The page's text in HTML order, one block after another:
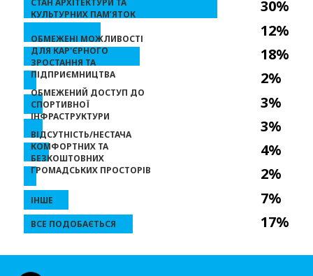
30%
12%
18%
2%
3%
3%
4%
2%
7%
17%
КУЛЬТУРНИХ ПАМʼЯТОК
ОБМЕЖЕНІ МОЖЛИВОСТІ
ДЛЯ КАР'ЄРНОГО
ЗРОСТАННЯ ТА
ПІДПРИЄМНИЦТВА
ОБМЕЖЕНИЙ ДОСТУП ДО
СПОРТИВНОЇ
ІНФРАСТРУКТУРИ
ВІДСУТНІСТЬ/НЕСТАЧА
КОМФОРТНИХ ТА
БЕЗКОШТОВНИХ
ГРОМАДСЬКИХ ПРОСТОРІВ
ІНШЕ
ВСЕ ПОДОБАЄТЬСЯ